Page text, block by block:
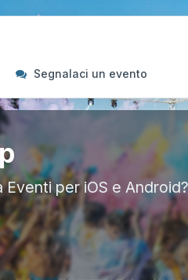
Segnalaci un evento
per iOS e Android?